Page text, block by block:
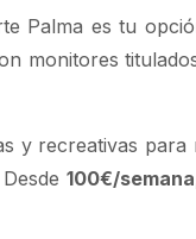
Palma es tu
monitores
y recreativas para
100€/semana